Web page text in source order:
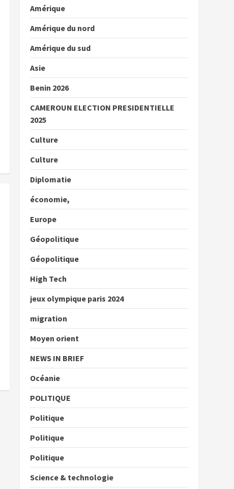
Amérique
Amérique du nord
Amérique du sud
Asie
Benin 2026
CAMEROUN ELECTION PRESIDENTIELLE
2025
Culture
Culture
Diplomatie
économie,
Europe
Géopolitique
Géopolitique
High Tech
jeux olympique paris 2024
migration
Moyen orient
NEWS IN BRIEF
Océanie
POLITIQUE
Politique
Politique
Politique
Science & technologie